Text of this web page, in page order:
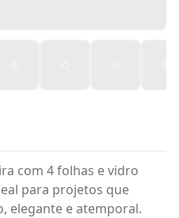
com 4 folhas e vidro
para projetos que
elegante e atemporal.